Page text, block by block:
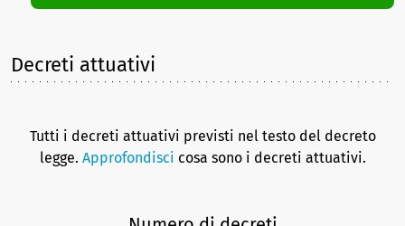
Decreti attuativi
Tutti i decreti attuativi previsti nel testo del decreto
legge. Approfondisci cosa sono i decreti attuativi.